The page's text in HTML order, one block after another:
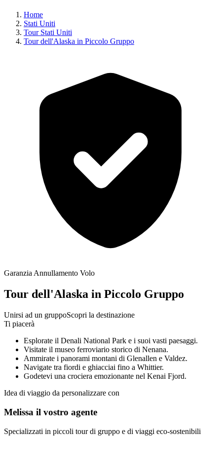
Home
Stati Uniti
Tour Stati Uniti
Tour dell'Alaska in Piccolo Gruppo
Garanzia Annullamento Volo
Tour dell'Alaska in Piccolo Gruppo
Unirsi ad un gruppoScopri la destinazione
Ti piacerà
Esplorate il Denali National Park e i suoi vasti paesaggi.
Visitate il museo ferroviario storico di Nenana.
Ammirate i panorami montani di Glenallen e Valdez.
Navigate tra fiordi e ghiacciai fino a Whittier.
Godetevi una crociera emozionante nel Kenai Fjord.
Idea di viaggio da personalizzare con
Melissa il vostro agente
Specializzati in piccoli tour di gruppo e di viaggi eco-sostenibili